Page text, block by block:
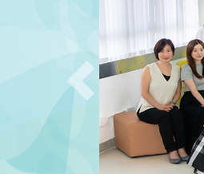
Previous